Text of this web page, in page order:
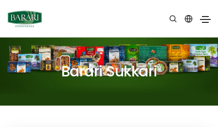
Barari Sukkari